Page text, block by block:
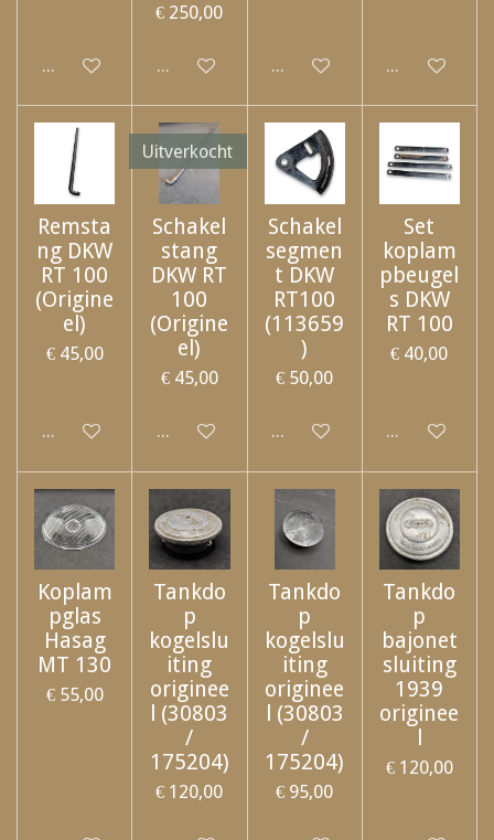
Uitgeschakeld
€ 250,00
Uitgeschakeld Uitgeschakeld
Remsta
ng DKW
RT 100
(Origine
el)
€ 45,00
Uitgeschakeld
Uitverkocht
Schakel
stang
DKW RT
100
(Origine
el)
€ 45,00
Uitgeschakeld
Schakel
segmen
t DKW
RT100
(113659
)
€ 50,00
Uitgeschakeld
Set
koplam
pbeugel
s DKW
RT 100
€ 40,00
Koplam
pglas
Hasag
MT 130
€ 55,00
Tankdo
p
kogelslu
iting
originee
l (30803
/
175204)
€ 120,00
Tankdo
p
kogelslu
iting
originee
l (30803
/
175204)
€ 95,00
Tankdo
p
bajonet
sluiting
1939
originee
€ 120,00